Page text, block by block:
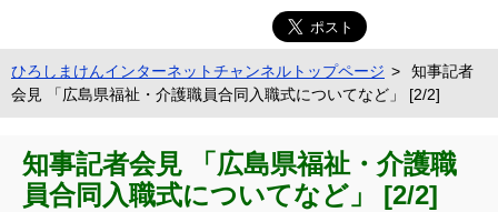
ひろしまけんインターネットチャンネルトップページ
知事記者
会見 「広島県福祉・介護職員合同入職式についてなど」 [2/2]
知事記者会見 「広島県福祉・介護職
員合同入職式についてなど」 [2/2]